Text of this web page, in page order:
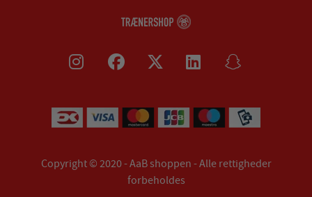
Copyright © 2020 - AaB shoppen - Alle rettigheder
forbeholdes